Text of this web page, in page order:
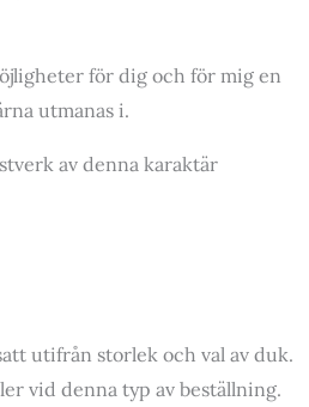
för dig och för mig en
utmanas i.
av denna karaktär
utifrån storlek och val av duk.
vid denna typ av beställning.